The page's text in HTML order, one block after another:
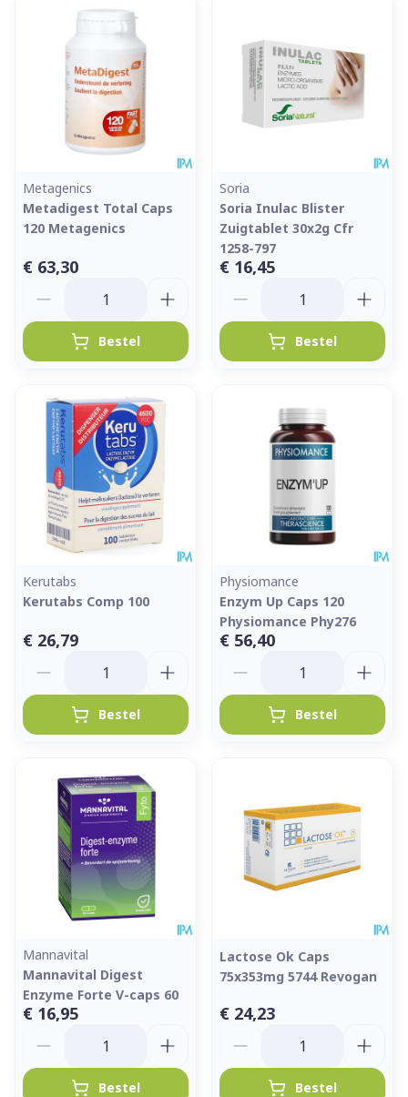
Metagenics
Metadigest Total Caps
120 Metagenics
€ 63,30
Bestel
Soria
Soria Inulac Blister
Zuigtablet 30x2g Cfr
1258-797
€ 16,45
Bestel
Kerutabs
Kerutabs Comp 100
€ 26,79
Bestel
Physiomance
Enzym Up Caps 120
Physiomance Phy276
€ 56,40
Bestel
Mannavital
Mannavital Digest
Enzyme Forte V-caps 60
€ 16,95
Bestel
Lactose Ok Caps
75x353mg 5744 Revogan
€ 24,23
Bestel